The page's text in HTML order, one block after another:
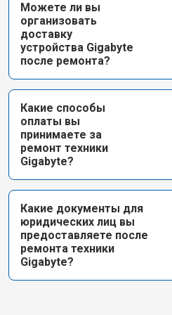
Можете ли вы
организовать
доставку
устройства Gigabyte
после ремонта?
Какие способы
оплаты вы
принимаете за
ремонт техники
Gigabyte?
Какие документы для
юридических лиц вы
предоставляете после
ремонта техники
Gigabyte?